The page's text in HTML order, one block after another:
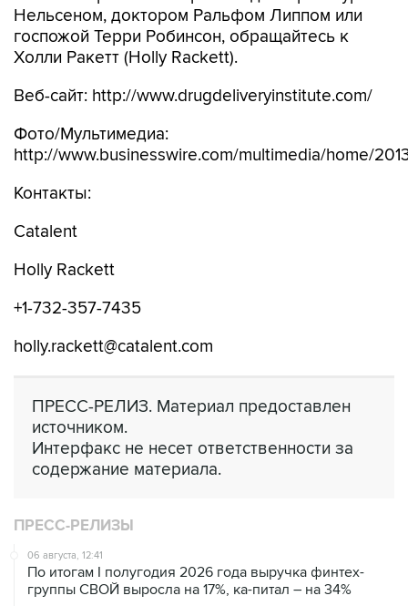
Нельсеном, доктором Ральфом Липпом или
госпожой Терри Робинсон, обращайтесь к
Холли Ракетт (Holly Rackett).
Веб-сайт: http://www.drugdeliveryinstitute.com/
Фото/Мультимедиа:
http://www.businesswire.com/multimedia/home/
Контакты:
Catalent
Holly Rackett
+1-732-357-7435
holly.rackett@catalent.com
ПРЕСС-РЕЛИЗ. Материал предоставлен
источником.
Интерфакс не несет ответственности за
содержание материала.
ПРЕСС-РЕЛИЗЫ
06 августа, 12:41
По итогам I полугодия 2026 года выручка финтех-
группы СВОЙ выросла на 17%, ка-питал – на 34%